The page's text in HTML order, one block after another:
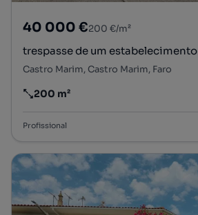
40 000 €200 €/m²
trespasse de um estabelecimento
Castro Marim, Castro Marim, Faro
Preço por metro quadrado
200 m²
Profissional